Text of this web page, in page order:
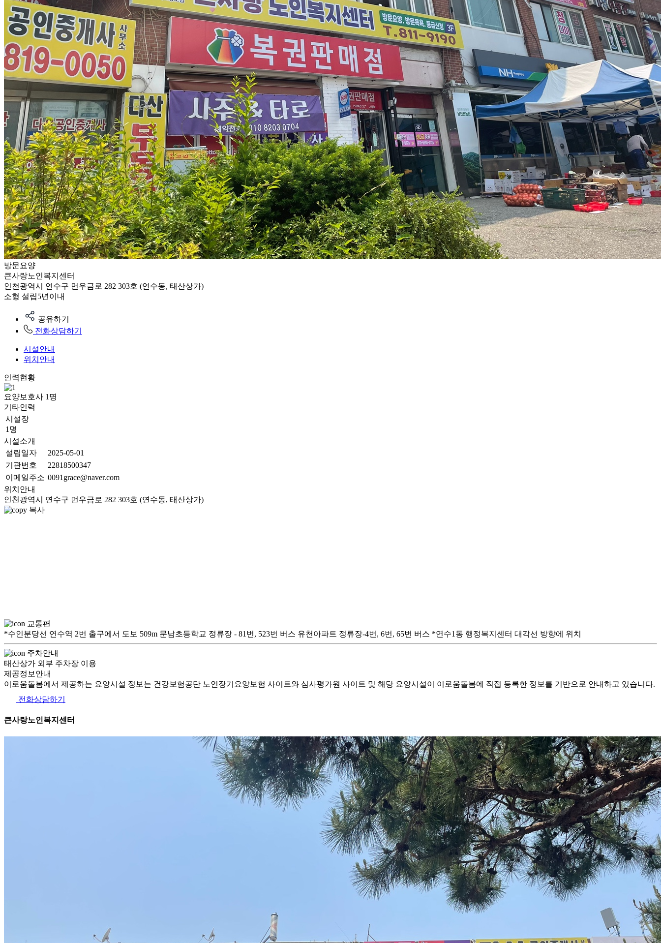
방문요양
큰사랑노인복지센터
인천광역시 연수구 먼우금로 282 303호 (연수동, 태산상가)
소형 설립5년이내
공유하기
전화상담하기
시설안내
위치안내
인력현황
요양보호사 1 명
기타인력
시설장
1명
시설소개
설립일자
2025-05-01
기관번호
22818500347
이메일주소 0091grace@naver.com
위치안내
인천광역시 연수구 먼우금로 282 303호 (연수동, 태산상가)
복사
교통편
*수인분당선 연수역 2번 출구에서 도보 509m 문남초등학교 정류장 - 81번, 523번 버스 유천아파트 정류장-4번, 6번, 65번 버스 *연수1동 행정복지센터 대각선 방향에 위치
주차안내
태산상가 외부 주차장 이용
제공정보안내
이로움돌봄에서 제공하는 요양시설 정보는 건강보험공단 노인장기요양보험 사이트와 심사평가원 사이트 및 해당 요양시설이 이로움돌봄에 직접 등록한 정보를 기반으로 안내하고 있습니다.
전화상담하기
큰사랑노인복지센터